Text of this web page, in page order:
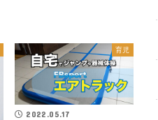
育児
2022.05.17